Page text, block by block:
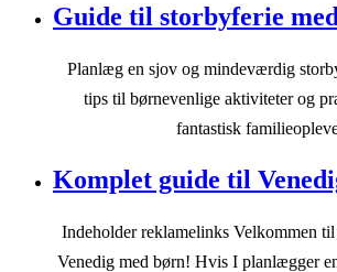
Guide til storbyferie
Planlæg en sjov og mindeværdig
tips til børnevenlige aktiviteter og
fantastisk
Komplet guide til
Indeholder reklamelinks Velkommen
Venedig med børn! Hvis I planlægger